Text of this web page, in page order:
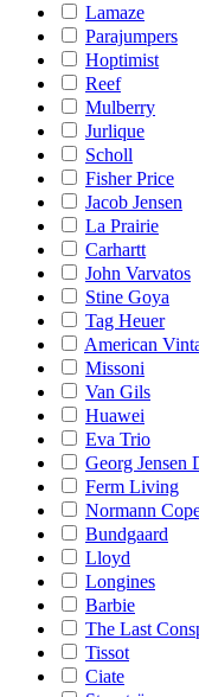
Lamaze
Parajumpers
Hoptimist
Reef
Mulberry
Jurlique
Scholl
Fisher Price
Jacob Jensen
La Prairie
Carhartt
John Varvatos
Stine Goya
Tag Heuer
American
Missoni
Van Gils
Huawei
Eva Trio
Georg Jensen
Ferm Living
Normann
Bundgaard
Lloyd
Longines
Barbie
The Last
Tissot
Ciate